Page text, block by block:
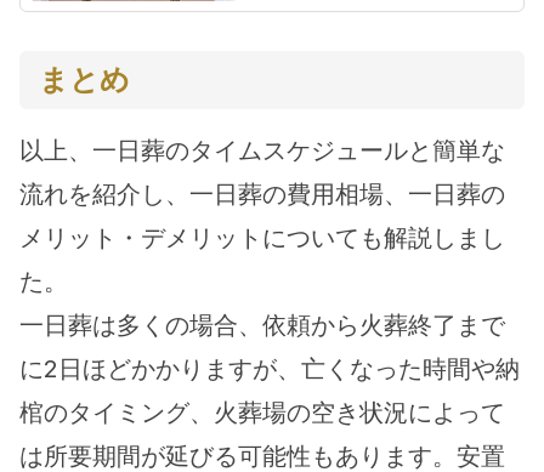
まとめ
以上、一日葬のタイムスケジュールと簡単な
流れを紹介し、一日葬の費用相場、一日葬の
メリット・デメリットについても解説しまし
た。
一日葬は多くの場合、依頼から火葬終了まで
に2日ほどかかりますが、亡くなった時間や納
棺のタイミング、火葬場の空き状況によって
は所要期間が延びる可能性もあります。安置